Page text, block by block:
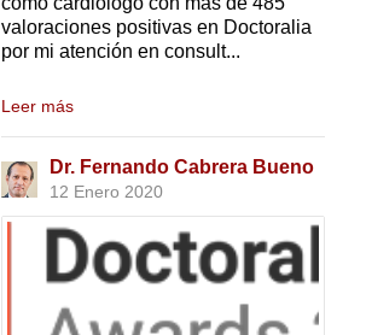
valoraciones positivas en Doctoralia
por mi atención en consult...
Leer más
Dr. Fernando Cabrera Bueno
12 Enero 2020